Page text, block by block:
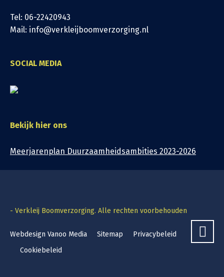
Tel: 06-22420943
Mail: info@verkleijboomverzorging.nl
SOCIAL MEDIA
Bekijk hier ons
Meerjarenplan Duurzaamheidsambities 2023-2026
- Verkleij Boomverzorging. Alle rechten voorbehouden
Webdesign Vanoo Media Sitemap
Privacybeleid
Cookiebeleid